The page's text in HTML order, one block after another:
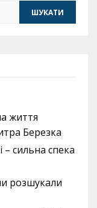
життя
Березка
сильна спека
розшукали